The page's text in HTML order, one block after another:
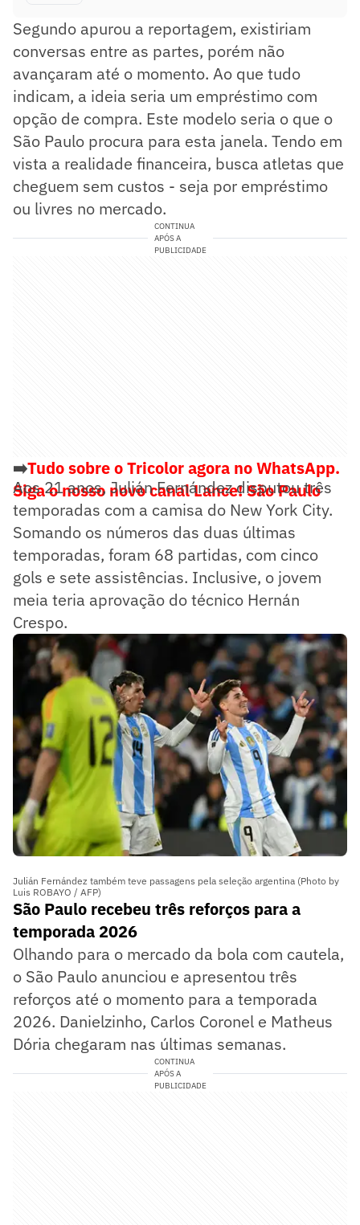
Segundo apurou a reportagem, existiriam
conversas entre as partes, porém não
avançaram até o momento. Ao que tudo
indicam, a ideia seria um empréstimo com
opção de compra. Este modelo seria o que o
São Paulo procura para esta janela. Tendo em
vista a realidade financeira, busca atletas que
cheguem sem custos - seja por empréstimo
ou livres no mercado.
CONTINUA
APÓS A
PUBLICIDADE
➡️Tudo sobre o Tricolor agora no WhatsApp.
Siga o nosso novo canal Lance! São Paulo
Aos 21 anos, Julián Fernández disputou três
temporadas com a camisa do New York City.
Somando os números das duas últimas
temporadas, foram 68 partidas, com cinco
gols e sete assistências. Inclusive, o jovem
meia teria aprovação do técnico Hernán
Crespo.
Julián Fernández também teve passagens pela seleção argentina (Photo by
Luis ROBAYO / AFP)
São Paulo recebeu três reforços para a
temporada 2026
Olhando para o mercado da bola com cautela,
o São Paulo anunciou e apresentou três
reforços até o momento para a temporada
2026. Danielzinho, Carlos Coronel e Matheus
Dória chegaram nas últimas semanas.
CONTINUA
APÓS A
PUBLICIDADE